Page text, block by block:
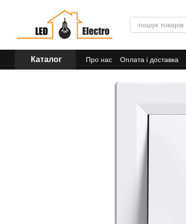
Каталог Про нас Оплата і доставка